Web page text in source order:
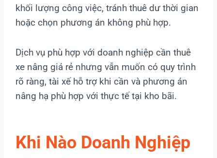
khối lượng công việc, tránh thuê dư thời gian
hoặc chọn phương án không phù hợp.
Dịch vụ phù hợp với doanh nghiệp cần thuê
xe nâng giá rẻ nhưng vẫn muốn có quy trình
rõ ràng, tài xế hỗ trợ khi cần và phương án
nâng hạ phù hợp với thực tế tại kho bãi.
Khi Nào Doanh Nghiệp